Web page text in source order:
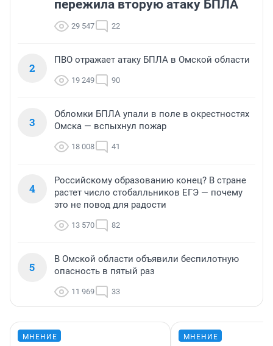
пережила вторую атаку БПЛА
29 547 22
2
ПВО отражает атаку БПЛА в Омской области
19 249 90
3
Обломки БПЛА упали в поле в окрестностях
Омска — вспыхнул пожар
18 008 41
4
Российскому образованию конец? В стране
растет число стобалльников ЕГЭ — почему
это не повод для радости
13 570 82
5
В Омской области объявили беспилотную
опасность в пятый раз
11 969 33
МНЕНИЕ МНЕНИЕ